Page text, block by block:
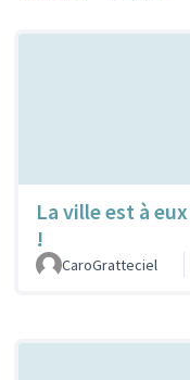
La ville est à eux
!
CaroGratteciel